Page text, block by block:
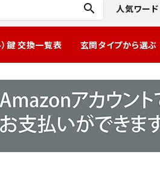
search 人気ワード
）鍵 交換一覧表 玄関タイプから選ぶ
MIWA2ロック玄
関